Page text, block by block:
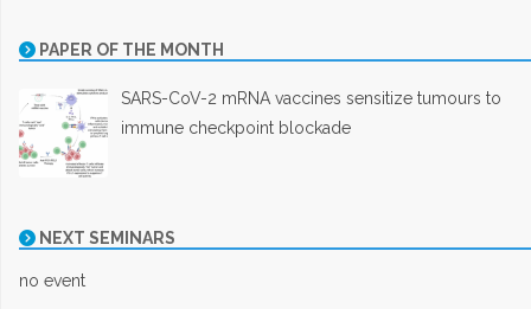
PAPER OF THE MONTH
SARS-CoV-2 mRNA vaccines sensitize tumours to
immune checkpoint blockade
NEXT SEMINARS
no event